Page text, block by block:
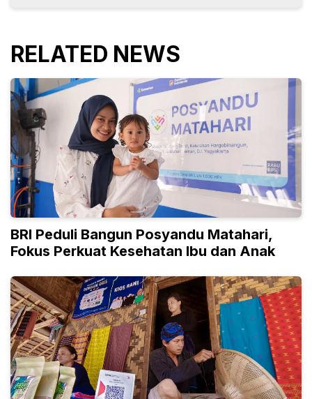
RELATED NEWS
BRI Peduli Bangun Posyandu Matahari,
Fokus Perkuat Kesehatan Ibu dan Anak